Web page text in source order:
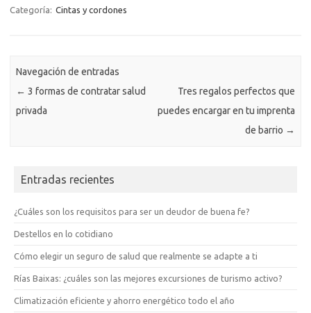
Categoría: Cintas y cordones
Navegación de entradas
← 3 formas de contratar salud
privada
Tres regalos perfectos que
puedes encargar en tu imprenta
de barrio →
Entradas recientes
¿Cuáles son los requisitos para ser un deudor de buena fe?
Destellos en lo cotidiano
Cómo elegir un seguro de salud que realmente se adapte a ti
Rías Baixas: ¿cuáles son las mejores excursiones de turismo activo?
Climatización eficiente y ahorro energético todo el año